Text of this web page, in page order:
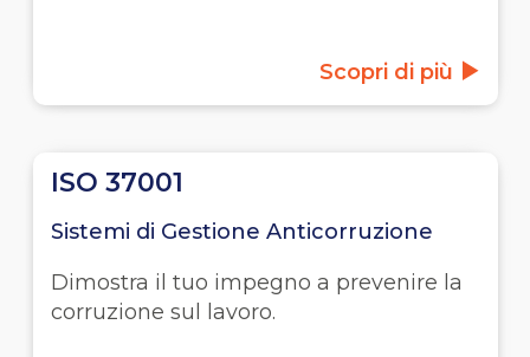
Scopri di più
ISO 37001
Sistemi di Gestione Anticorruzione
Dimostra il tuo impegno a prevenire la
corruzione sul lavoro.